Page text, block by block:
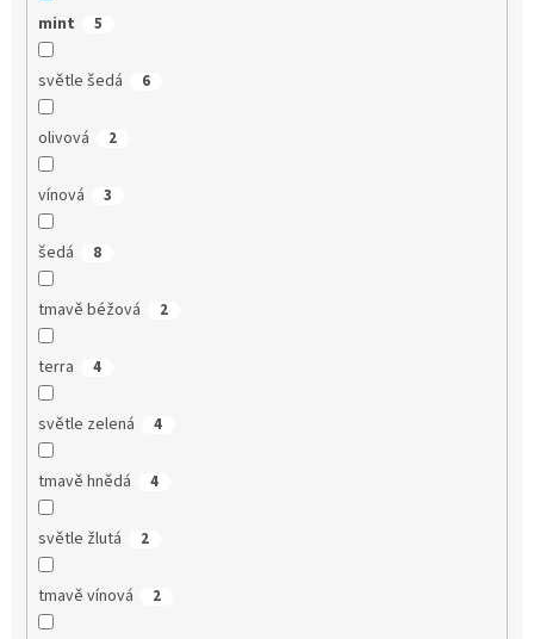
mint 5
světle šedá 6
olivová 2
vínová 3
šedá 8
tmavě béžová 2
terra 4
světle zelená 4
tmavě hnědá 4
světle žlutá 2
tmavě vínová 2